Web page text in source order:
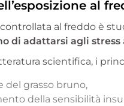
al
controllata al freddo è
di adattarsi agli stress
scientifica, i
del grasso bruno,
della sensibilità